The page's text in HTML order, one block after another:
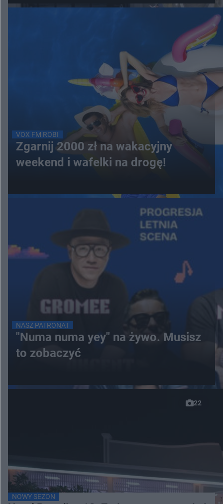
VOX FM ROBI
Zgarnij 2000 zł na wakacyjny
weekend i wafelki na drogę!
NASZ PATRONAT
"Numa numa yey" na żywo. Musisz
to zobaczyć
22
NOWY SEZON